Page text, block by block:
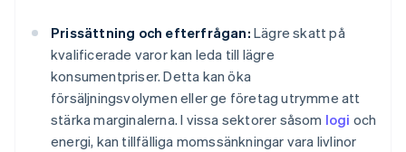
Prissättning och efterfrågan: Lägre skatt på
kvalificerade varor kan leda till lägre
konsumentpriser. Detta kan öka
försäljningsvolymen eller ge företag utrymme att
stärka marginalerna. I vissa sektorer såsom logi och
energi, kan tillfälliga momssänkningar vara livlinor